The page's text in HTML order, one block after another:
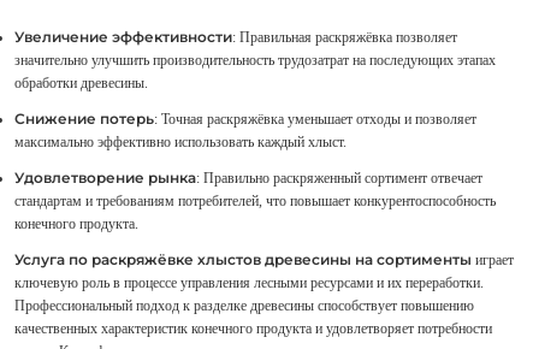
Увеличение эффективности: Правильная раскряжёвка позволяет
значительно улучшить производительность трудозатрат на последующих этапах
обработки древесины.
Снижение потерь: Точная раскряжёвка уменьшает отходы и позволяет
максимально эффективно использовать каждый хлыст.
Удовлетворение рынка: Правильно раскряженный сортимент отвечает
стандартам и требованиям потребителей, что повышает конкурентоспособность
конечного продукта.
Услуга по раскряжёвке хлыстов древесины на сортименты играет
ключевую роль в процессе управления лесными ресурсами и их переработки.
Профессиональный подход к разделке древесины способствует повышению
качественных характеристик конечного продукта и удовлетворяет потребности